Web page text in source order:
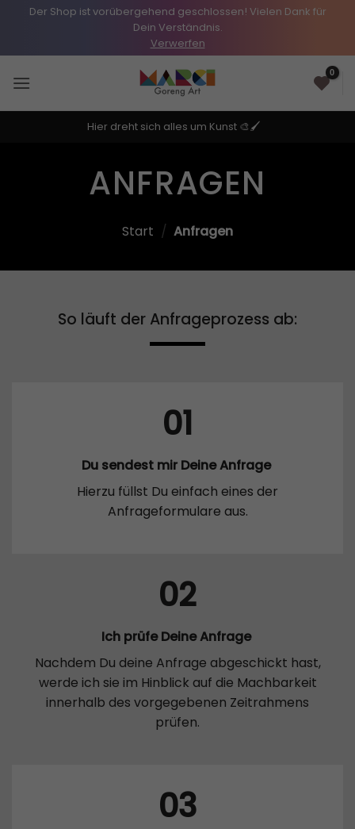
Der Shop ist vorübergehend geschlossen! Vielen Dank für
Dein Verständnis.
Verwerfen
Inhalt
0
Hier dreht sich alles um Kunst 🎨🖌️
ANFRAGEN
Start / Anfragen
So läuft der Anfrageprozess ab:
01
Du sendest mir Deine Anfrage
Hierzu füllst Du einfach eines der
Anfrageformulare aus.
02
Ich prüfe Deine Anfrage
Nachdem Du deine Anfrage abgeschickt hast,
werde ich sie im Hinblick auf die Machbarkeit
innerhalb des vorgegebenen Zeitrahmens
prüfen.
03